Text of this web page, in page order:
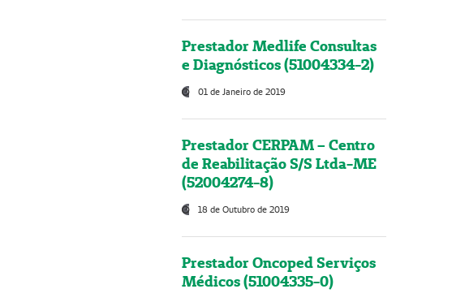
Prestador Medlife Consultas
e Diagnósticos (51004334-2)
01 de Janeiro de 2019
Prestador CERPAM – Centro
de Reabilitação S/S Ltda-ME
(52004274-8)
18 de Outubro de 2019
Prestador Oncoped Serviços
Médicos (51004335-0)